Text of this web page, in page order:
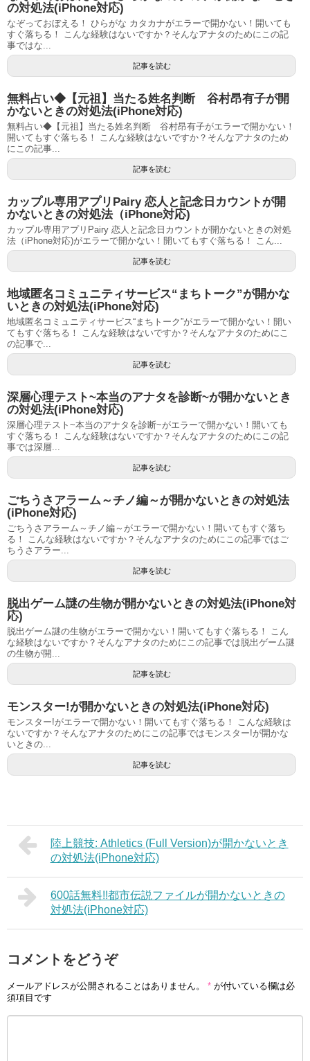
の対処法(iPhone対応)
なぞっておぼえる！ ひらがな カタカナがエラーで開かない！開いても
すぐ落ちる！ こんな経験はないですか？そんなアナタのためにこの記
事ではな...
記事を読む
無料占い◆【元祖】当たる姓名判断 谷村昂有子が開
かないときの対処法(iPhone対応)
無料占い◆【元祖】当たる姓名判断 谷村昂有子がエラーで開かない！
開いてもすぐ落ちる！ こんな経験はないですか？そんなアナタのため
にこの記事...
記事を読む
カップル専用アプリPairy 恋人と記念日カウントが開
かないときの対処法（iPhone対応)
カップル専用アプリPairy 恋人と記念日カウントが開かないときの対処
法（iPhone対応)がエラーで開かない！開いてもすぐ落ちる！ こん...
記事を読む
地域匿名コミュニティサービス“まちトーク”が開かな
いときの対処法(iPhone対応)
地域匿名コミュニティサービス“まちトーク”がエラーで開かない！開い
てもすぐ落ちる！ こんな経験はないですか？そんなアナタのためにこ
の記事で...
記事を読む
深層心理テスト~本当のアナタを診断~が開かないとき
の対処法(iPhone対応)
深層心理テスト~本当のアナタを診断~がエラーで開かない！開いても
すぐ落ちる！ こんな経験はないですか？そんなアナタのためにこの記
事では深層...
記事を読む
ごちうさアラーム～チノ編～が開かないときの対処法
(iPhone対応)
ごちうさアラーム～チノ編～がエラーで開かない！開いてもすぐ落ち
る！ こんな経験はないですか？そんなアナタのためにこの記事ではご
ちうさアラー...
記事を読む
脱出ゲーム謎の生物が開かないときの対処法(iPhone対
応)
脱出ゲーム謎の生物がエラーで開かない！開いてもすぐ落ちる！ こん
な経験はないですか？そんなアナタのためにこの記事では脱出ゲーム謎
の生物が開...
記事を読む
モンスター!が開かないときの対処法(iPhone対応)
モンスター!がエラーで開かない！開いてもすぐ落ちる！ こんな経験は
ないですか？そんなアナタのためにこの記事ではモンスター!が開かな
いときの...
記事を読む
陸上競技: Athletics (Full Version)が開かないとき
の対処法(iPhone対応)
600話無料!!都市伝説ファイルが開かないときの
対処法(iPhone対応)
コメントをどうぞ
メールアドレスが公開されることはありません。 * が付いている欄は必
須項目です